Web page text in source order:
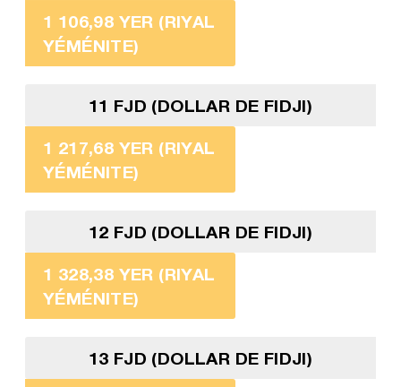
1 106,98 YER (RIYAL
YÉMÉNITE)
11 FJD (DOLLAR DE FIDJI)
1 217,68 YER (RIYAL
YÉMÉNITE)
12 FJD (DOLLAR DE FIDJI)
1 328,38 YER (RIYAL
YÉMÉNITE)
13 FJD (DOLLAR DE FIDJI)